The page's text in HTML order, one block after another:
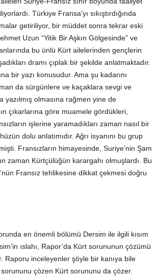
Türkiye Fransa’yı sıkıştırdığında
getiriliyor, bir müddet sonra tekrar eski
Uzun “Yitik Bir Aşkın Gölgesinde” ve
bu ünlü Kürt ailelerinden gençlerin
dramı çıplak bir şekilde anlatmaktadır.
bir yazı konusudur. Ama şu kadarını
da sürgünlere ve kaçaklara sevgi ve
yazılmış olmasına rağmen yine de
çıkarlarına göre muamele gördükleri,
işlerine yaramadıkları zaman nasıl bir
dolu anlatımıdır. Ağrı isyanını bu grup
Fransızların himayesinde, Suriye’nin Şam
zaman Kürtçülüğün karargahı olmuşlardı. Bu
Fransız tehlikesine dikkat çekmesi doğru
en önemli bölümü Dersim ile ilgili kısım
ıslahı, Rapor’da Kürt sorununun çözümü
Raporu inceleyenler şöyle bir kanıya bile
çözen Kürt sorununu da çözer.